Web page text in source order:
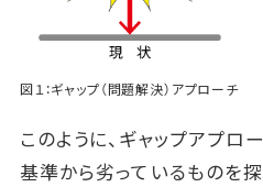
図１：ギャップ（問題解決）アプローチ
このように、ギャップアプロ
基準から劣っているものを